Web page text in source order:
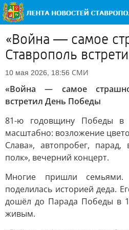
«Война — самое
Ставрополь
10 мая 2026, 18:56 СМИ
«Война — самое
встретил День Победы
81-ю годовщину Победы в
масштабно: возложение
Слава», автопробег,
полк», вечерний концерт.
Многие пришли
поделилась историей деда.
дошёл до Парада Победы в
живым.